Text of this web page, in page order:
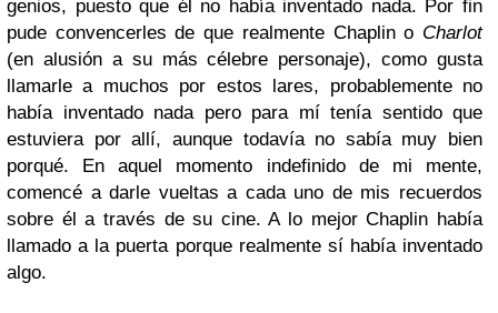
genios, puesto que él no había inventado nada. Por fin
pude convencerles de que realmente Chaplin o Charlot
(en alusión a su más célebre personaje), como gusta
llamarle a muchos por estos lares, probablemente no
había inventado nada pero para mí tenía sentido que
estuviera por allí, aunque todavía no sabía muy bien
porqué. En aquel momento indefinido de mi mente,
comencé a darle vueltas a cada uno de mis recuerdos
sobre él a través de su cine. A lo mejor Chaplin había
llamado a la puerta porque realmente sí había inventado
algo.